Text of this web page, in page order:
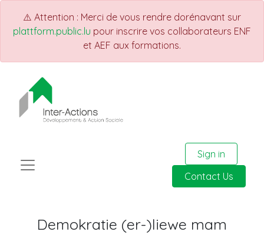
⚠️ Attention : Merci de vous rendre dorénavant sur
plattform.public.lu pour inscrire vos collaborateurs ENF
et AEF aux formations.
Sign in
Contact Us
Demokratie (er-)liewe mam